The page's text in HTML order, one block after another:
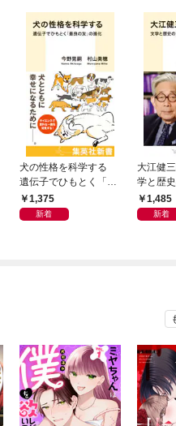
犬の性格を科学する
遺伝子でひもとく「最
良の友」の進化
1,375
新着
大江健
学と歴
から1,485
新着